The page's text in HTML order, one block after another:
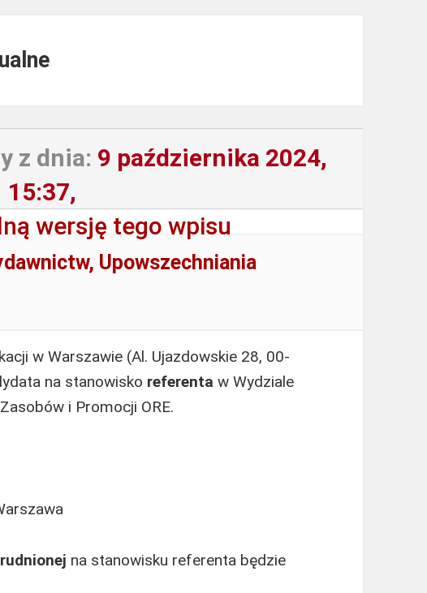
z dnia: 9 października 2024,
15:37,
wersję tego wpisu
Upowszechniania
w Warszawie (Al. Ujazdowskie 28, 00-
na stanowisko referenta w Wydziale
i Promocji ORE.
na stanowisku referenta będzie